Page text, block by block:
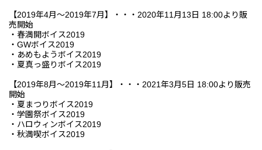
【2019年4月～2019年7月】・・・2020年11月13日 18:00より販
売開始
・春満開ボイス2019
・GWボイス2019
・あめもようボイス2019
・夏真っ盛りボイス2019
【2019年8月～2019年11月】・・・2021年3月5日 18:00より販売
開始
・夏まつりボイス2019
・学園祭ボイス2019
・ハロウィンボイス2019
・秋満喫ボイス2019